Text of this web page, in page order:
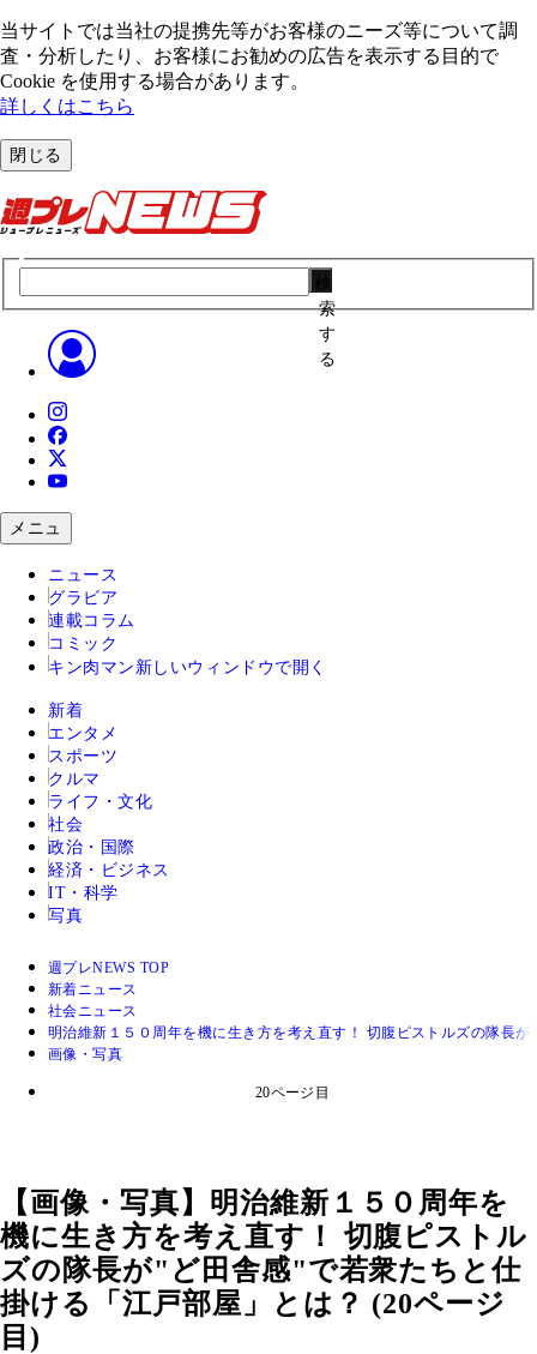
当サイトでは当社の提携先等がお客様のニーズ等について調
査・分析したり、お客様にお勧めの広告を表⽰する⽬的で
Cookie を使⽤する場合があります。
詳しくはこちら
閉じる
索
す
る
メニュ
ニュース
グラビア
連載コラム
コミック
キン肉マン 新しいウィンドウで開く
新着
エンタメ
スポーツ
クルマ
ライフ・文化
社会
政治・国際
経済・ビジネス
IT・科学
写真
週プレNEWS TOP
新着ニュース
社会ニュース
明治維新１５０周年を機に生き方を考え直す！ 切腹ピストルズの隊長
画像・写真
20ページ目
【画像・写真】明治維新１５０周年を
機に生き方を考え直す！ 切腹ピストル
ズの隊長が"ど田舎感"で若衆たちと仕
掛ける「江戸部屋」とは？ (20ページ
目)